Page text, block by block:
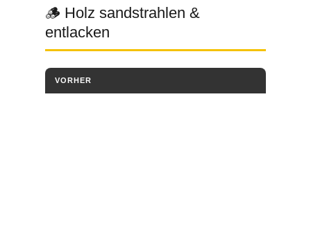
🪵 Holz sandstrahlen &
entlacken
VORHER